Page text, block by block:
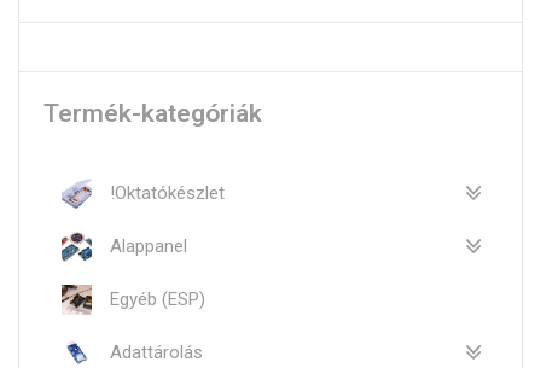
Termék-kategóriák
!Oktatókészlet
Alappanel
Egyéb (ESP)
Adattárolás